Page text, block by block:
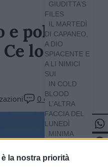
è la nostra priorità
GIUDITTA’S
FILES
IL MARTEDÌ
DI CAPANEO,
A DIO
SPIACENTE E
A LI NIMICI
SUI
IN COLD
BLOOD
L’ALTRA
FACCIA DEL
LUNEDÌ
MINIMA
O,
AMERICA!
e politics,
lo
0 commenti